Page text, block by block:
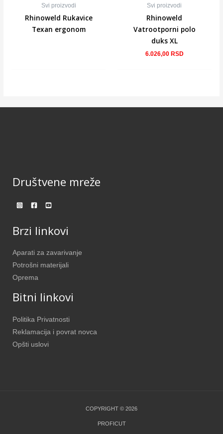
Svi proizvodi
Rhinoweld Rukavice
Texan ergonom
Svi proizvodi
Rhinoweld
Vatrootporni polo
duks XL
6.026,00 RSD
Društvene mreže
Brzi linkovi
Aparati za zavarivanje
Potrošni materijali
Oprema
Bitni linkovi
Politika Privatnosti
Reklamacija i povrat novca
Opšti uslovi
COPYRIGHT © 2026
PROFICUT